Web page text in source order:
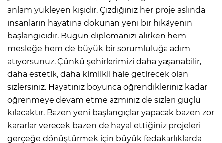
anlam yükleyen kişidir. Çizdiğiniz her proje aslında
insanların hayatına dokunan yeni bir hikâyenin
başlangıcıdır. Bugün diplomanızı alırken hem
mesleğe hem de büyük bir sorumluluğa adım
atıyorsunuz. Çünkü şehirlerimizi daha yaşanabilir,
daha estetik, daha kimlikli hale getirecek olan
sizlersiniz. Hayatınız boyunca öğrendikleriniz kadar
öğrenmeye devam etme azminiz de sizleri güçlü
kılacaktır. Bazen yeni başlangıçlar yapacak bazen zor
kararlar verecek bazen de hayal ettiğiniz projeleri
gerçeğe dönüştürmek için büyük fedakarlıklarda